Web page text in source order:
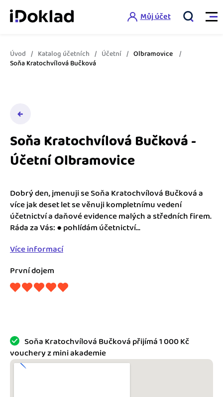
Vlastnosti
Správa kontaktů
Hlídání cashflow
Spolupráce s účetní
Propojení na další systémy
Spřátelené účetní
Katalog doplňků
Nápověda
Jak začít podnikat
Jak se vyznat ve fakturaci
Blog
mini akademie
Šablony faktur
Šablona pro plátce DPH
Šablona pro neplátce DPH
Registrovat ZDARMA
Můj účet
Úvod Katalog účetních Účetní
Olbramovice
Soňa Kratochvílová Bučková
Soňa Kratochvílová Bučková -
Účetní Olbramovice
Dobrý den, jmenuji se Soňa Kratochvílová Bučková a
více jak deset let se věnuji kompletnímu vedení
účetnictví a daňové evidence malých a středních firem.
Ráda za Vás: ● pohlídám účetnictví...
Více informací
První dojem
Soňa Kratochvílová Bučková přijímá 1 000 Kč
vouchery z mini akademie